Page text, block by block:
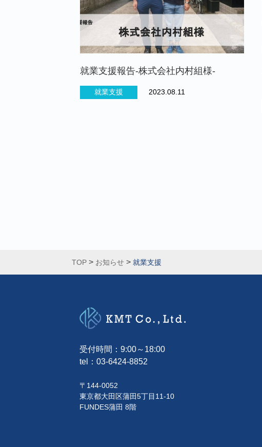
就業支援報告-株式会社内村組様-
就業支援 2023.08.11
TOP > お知らせ > 就業支援
受付時間：9:00～18:00
tel： 03-6424-8852
〒144-0052
東京都大田区蒲田5丁目11-10
FUNDES蒲田 8階